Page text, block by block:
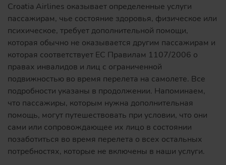
Croatia Airlines оказывает определенные услуги
пассажирам, чье состояние здоровья, физическое или
психическое, требует дополнительной помощи,
которая обычно не оказывается другим пассажирам и
которая соответствует ЕС Правилам 1107/2006 о
правах инвалидов и лиц с ограниченной
подвижностью во время перелета на самолете. Все
подробности указаны в продолжении. Напоминаем,
что пассажиры, которым нужна дополнительная
помощь, могут путешествовать при условии, что они
сами или сопровождающее их лицо в состоянии
позаботиться во время перелета о всех остальных
потребностях, которые не включены в наши услуги.